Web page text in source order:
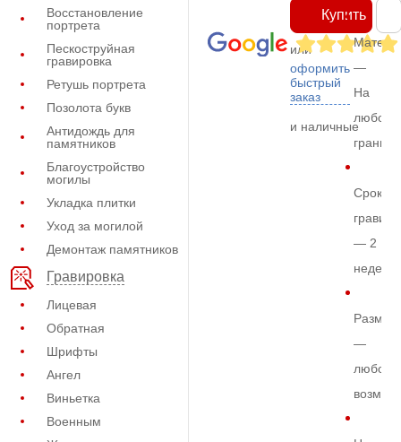
Восстановление
портрета
Пескоструйная
гравировка
Ретушь портрета
Позолота букв
Антидождь для
памятников
Благоустройство
могилы
Укладка плитки
Уход за могилой
Демонтаж памятников
Гравировка
Лицевая
Обратная
Шрифты
Ангел
Виньетка
Военным
Купить
или
оформить
быстрый
заказ
и наличные
—
На
любом
граните
Срок
— 2
недели
Размер
—
любой